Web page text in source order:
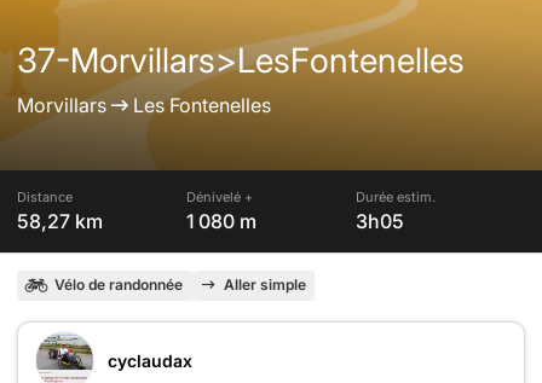
37-Morvillars>LesFontenelles
Morvillars Les Fontenelles
Distance
58,27 km
Dénivelé +
1 080 m
Durée estim.
3h05
Vélo de randonnée Aller simple
cyclaudax